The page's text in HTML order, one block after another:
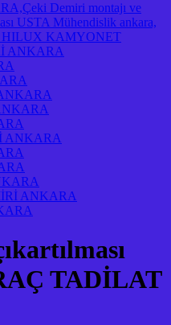
Demiri montajı ve
USTA Mühendislik ankara,
KAMYONET
ANKARA
ANKARA
ANKARA
TADİLAT